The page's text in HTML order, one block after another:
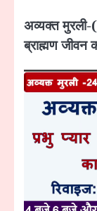
अव्यक्त
ब्राह्मण जीवन